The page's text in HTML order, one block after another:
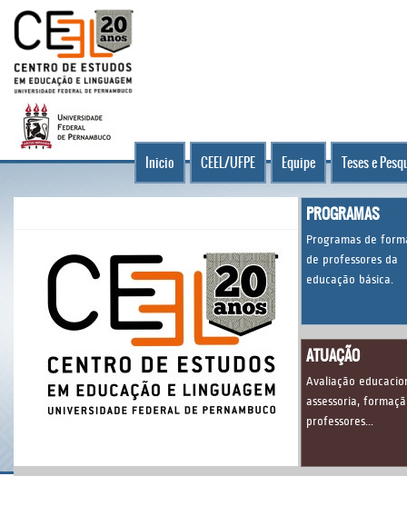
Inicio CEEL/UFPE Equipe Teses e
PROGRAMAS
Programas de
de professores da
educação básica.
ATUAÇÃO
Avaliação
assessoria,
professores...